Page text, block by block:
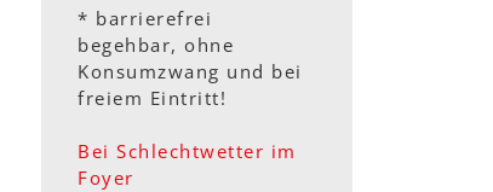
* barrierefrei
begehbar, ohne
Konsumzwang und bei
freiem Eintritt!
Bei Schlechtwetter im
Foyer